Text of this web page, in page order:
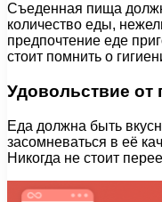
Съеденная пища
количество еды,
предпочтение еде
стоит помнить о
Удовольствие
Еда должна быть
засомневаться в её
Никогда не стоит